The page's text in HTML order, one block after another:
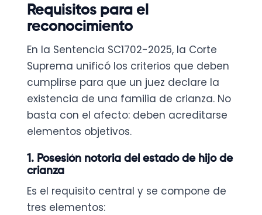
Requisitos para el
reconocimiento
En la Sentencia SC1702-2025, la Corte
Suprema unificó los criterios que deben
cumplirse para que un juez declare la
existencia de una familia de crianza. No
basta con el afecto: deben acreditarse
elementos objetivos.
1. Posesión notoria del estado de hijo de
crianza
Es el requisito central y se compone de
tres elementos: